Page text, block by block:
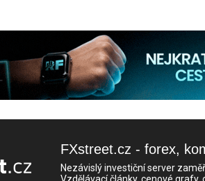
FXstreet.cz - forex,
Nezávislý investiční server